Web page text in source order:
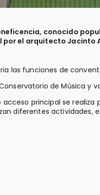
conocido
por el arquitecto Jacinto
las funciones de
de Música y
acceso principal se realiza
diferentes actividades,